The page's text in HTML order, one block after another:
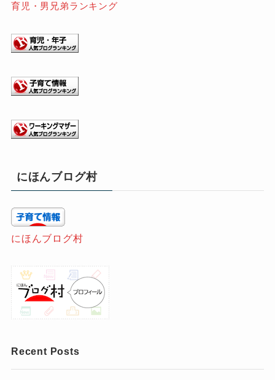
育児・男兄弟ランキング
にほんブログ村
にほんブログ村
Recent Posts